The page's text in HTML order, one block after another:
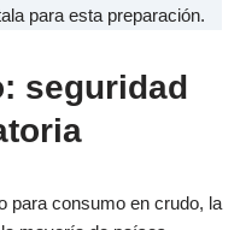
para esta preparación.
seguridad
para consumo en crudo, la